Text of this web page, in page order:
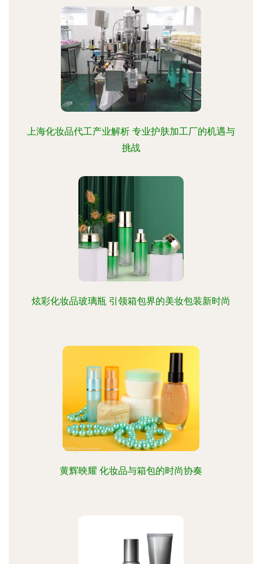
上海化妆品代工产业解析 专业护肤加工厂的机遇与
挑战
炫彩化妆品玻璃瓶 引领箱包界的美妆包装新时尚
黄辉映耀 化妆品与箱包的时尚协奏